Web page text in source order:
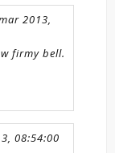
2013,
firmy bell.
08:54:00